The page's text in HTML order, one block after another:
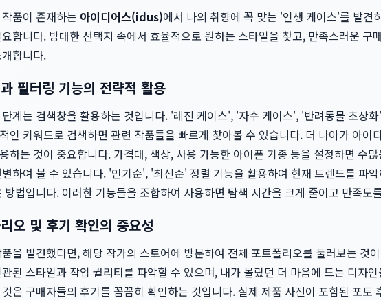
품이 존재하는 아이디어스(idus)에서 나의 취향에 꼭 맞는 '인생 케이스'를 발견
합니다. 방대한 선택지 속에서 효율적으로 원하는 스타일을 찾고, 만족스러운 구
합니다.
필터링 기능의 전략적 활용
계는 검색창을 활용하는 것입니다. '레진 케이스', '자수 케이스', '반려동물 초상
인 키워드로 검색하면 관련 작품들을 빠르게 찾아볼 수 있습니다. 더 나아가 아이
하는 것이 중요합니다. 가격대, 색상, 사용 가능한 아이폰 기종 등을 설정하면 수
하여 볼 수 있습니다. '인기순', '최신순' 정렬 기능을 활용하여 현재 트렌드를 파
방법입니다. 이러한 기능들을 조합하여 사용하면 탐색 시간을 크게 줄이고 만족도
오 및 후기 확인의 중요성
을 발견했다면, 해당 작가의 스토어에 방문하여 전체 포트폴리오를 둘러보는 것
된 스타일과 작업 퀄리티를 파악할 수 있으며, 내가 몰랐던 더 마음에 드는 디자
은 구매자들의 후기를 꼼꼼히 확인하는 것입니다. 실제 제품 사진이 포함된 포토